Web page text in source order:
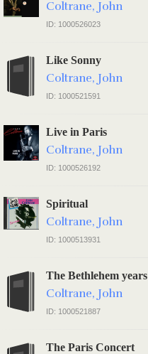
Coltrane, John
ID: 1000526023
Like Sonny
Coltrane, John
ID: 1000521591
Live in Paris
Coltrane, John
ID: 1000526192
Spiritual
Coltrane, John
ID: 1000513931
The Bethlehem years
Coltrane, John
ID: 1000521887
The Paris Concert